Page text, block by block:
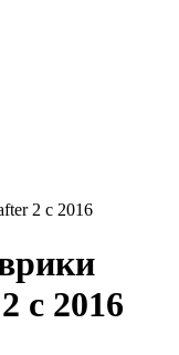
2 с 2016
с 2016